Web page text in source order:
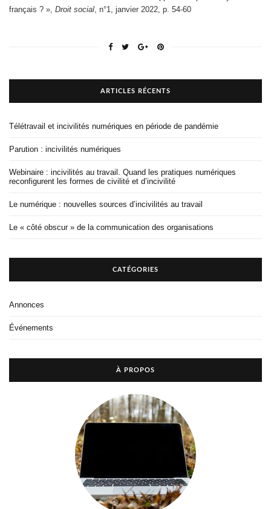
français ? », Droit social , n°1, janvier 2022, p. 54-60
ARTICLES RÉCENTS
Télétravail et incivilités numériques en période de pandémie
Parution : incivilités numériques
Webinaire : incivilités au travail. Quand les pratiques numériques
reconfigurent les formes de civilité et d’incivilité
Le numérique : nouvelles sources d’incivilités au travail
Le « côté obscur » de la communication des organisations
CATÉGORIES
Annonces
Événements
À PROPOS